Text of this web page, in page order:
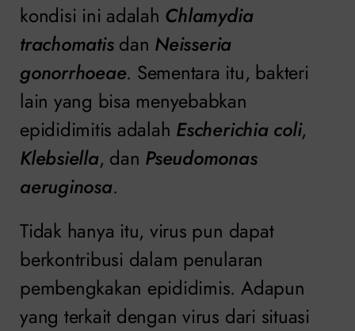
kondisi ini adalah Chlamydia
trachomatisdan Neisseria
gonorrhoeae. Sementara itu, bakteri
lain yang bisa menyebabkan
epididimitis adalah Escherichia coli,
Klebsiella, dan Pseudomonas
aeruginosa.
Tidak hanya itu, virus pun dapat
berkontribusi dalam penularan
pembengkakan epididimis. Adapun
yang terkait dengan virus dari situasi